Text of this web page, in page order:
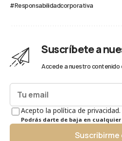
#Responsabilidadcorporativa
Suscríbete a
Accede a nuestro contenido
Acepto la política de privacidad.
Podrás darte de baja en
Suscribirme